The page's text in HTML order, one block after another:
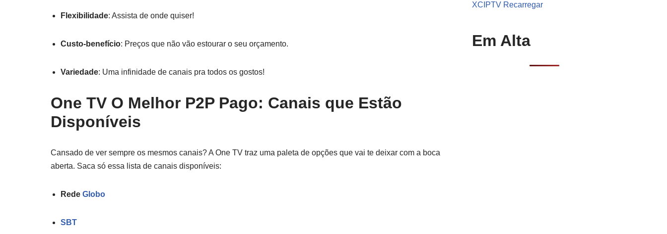
Flexibilidade: Assista de onde quiser!
Custo-benefício: Preços que não vão estourar o seu orçamento.
Variedade: Uma infinidade de canais pra todos os gostos!
One TV O Melhor P2P Pago: Canais que Estão
Disponíveis
Cansado de ver sempre os mesmos canais? A One TV traz uma paleta de opções que vai te deixar com a boca
aberta. Saca só essa lista de canais disponíveis:
Rede Globo
SBT
XCIPTV Recarregar
Em Alta